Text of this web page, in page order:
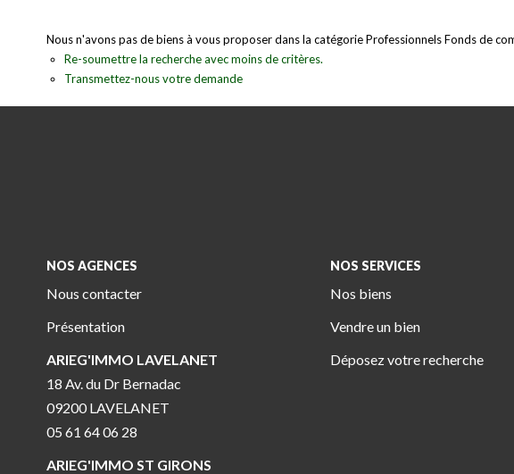
Nous n'avons pas de biens à vous proposer dans la catégorie Professionnels Fonds de
Re-soumettre la recherche avec moins de critères.
Transmettez-nous votre demande
NOS AGENCES
Nous contacter
Présentation
ARIEG'IMMO LAVELANET
18 Av. du Dr Bernadac
09200 LAVELANET
05 61 64 06 28
ARIEG'IMMO ST GIRONS
NOS SERVICES
Nos biens
Vendre un bien
Déposez votre recherche